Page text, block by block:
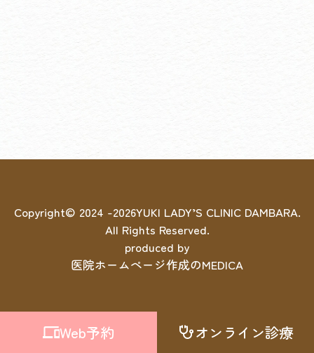
Copyright© 2024 -2026YUKI LADY’S CLINIC DAMBARA.
All Rights Reserved.
produced by
医院ホームページ作成のMEDICA
Web予約 オンライン診療